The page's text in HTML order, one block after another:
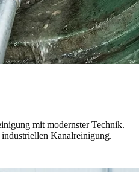
mit modernster Technik.
Kanalreinigung.